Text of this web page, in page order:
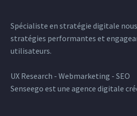
Spécialiste en stratégie digitale
stratégies performantes et
utilisateurs.
UX Research - Webmarketing - SEO
Senseego est une agence digitale